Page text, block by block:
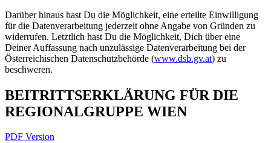
Darüber hinaus hast Du die Möglichkeit, eine erteilte Einwilligung
für die Datenverarbeitung jederzeit ohne Angabe von Gründen zu
widerrufen. Letztlich hast Du die Möglichkeit, Dich über eine
Deiner Auffassung nach unzulässige Datenverarbeitung bei der
Österreichischen Datenschutzbehörde (www.dsb.gv.at) zu
beschweren.
BEITRITTSERKLÄRUNG FÜR DIE
REGIONALGRUPPE WIEN
PDF Version